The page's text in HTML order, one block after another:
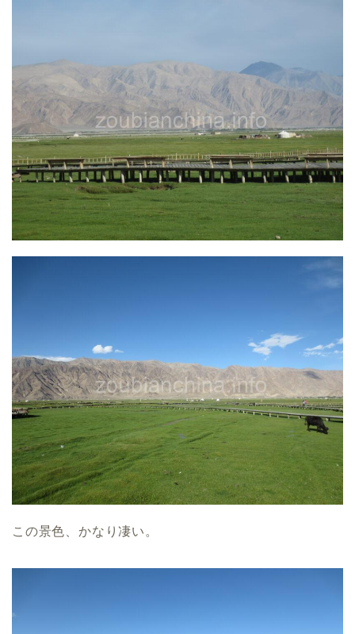
この景色、かなり凄い。